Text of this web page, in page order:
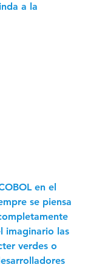
a la
en el
se piensa
imaginario las
verdes o